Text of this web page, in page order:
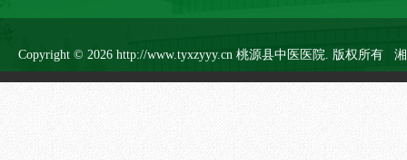
Copyright © 2026 http://www.tyxzyyy.cn 桃源县中医医院. 版权所有